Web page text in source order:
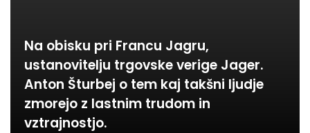
Na obisku pri Francu Jagru,
ustanovitelju trgovske verige Jager.
Anton Šturbej o tem kaj takšni ljudje
zmorejo z lastnim trudom in
vztrajnostjo.